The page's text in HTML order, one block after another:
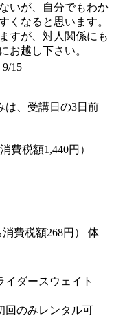
いが、自分でもわか
くなると思います。
すが、対人関係にも
お越し下さい。
15
は、受講日の3日前
費税額1,440円）
費税額268円） 体
ダースウェイト
回のみレンタル可